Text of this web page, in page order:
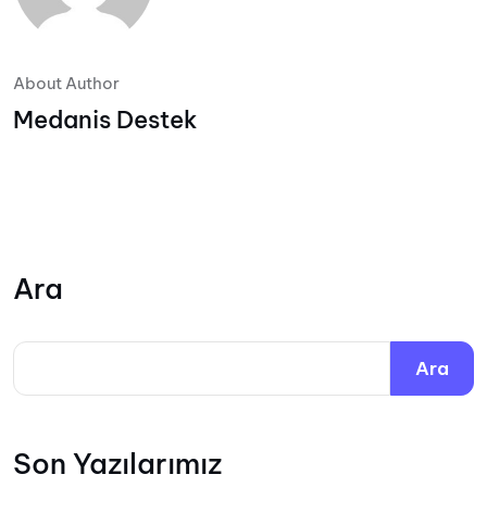
About Author
Medanis Destek
Ara
Ara
Son Yazılarımız